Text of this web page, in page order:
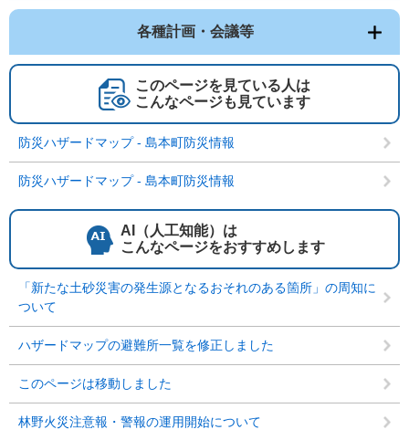
各種計画・会議等
このページを見ている人は
こんなページも見ています
防災ハザードマップ - 島本町防災情報
防災ハザードマップ - 島本町防災情報
AI（人工知能）は
こんなページをおすすめします
「新たな土砂災害の発生源となるおそれのある箇所」の周知に
ついて
ハザードマップの避難所一覧を修正しました
このページは移動しました
林野火災注意報・警報の運用開始について